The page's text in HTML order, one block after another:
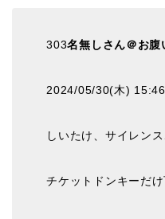
303名無しさん＠お腹
2024/05/30(木)
しいたけ、サイレン
チケットドンキーだ